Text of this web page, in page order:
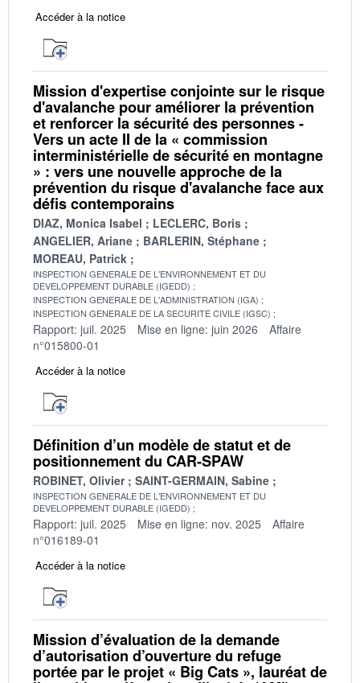
Accéder à la notice
Mission d'expertise conjointe sur le risque
d'avalanche pour améliorer la prévention
et renforcer la sécurité des personnes -
Vers un acte II de la « commission
interministérielle de sécurité en montagne
» : vers une nouvelle approche de la
prévention du risque d'avalanche face aux
défis contemporains
DIAZ, Monica Isabel
LECLERC, Boris
ANGELIER, Ariane
BARLERIN, Stéphane
MOREAU, Patrick
INSPECTION GENERALE DE L'ENVIRONNEMENT ET DU
DEVELOPPEMENT DURABLE (IGEDD)
INSPECTION GENERALE DE L'ADMINISTRATION (IGA)
INSPECTION GENERALE DE LA SECURITE CIVILE (IGSC)
Rapport: juil. 2025 Mise en ligne: juin 2026
Affaire
n°015800-01
Accéder à la notice
Définition d’un modèle de statut et de
positionnement du CAR-SPAW
ROBINET, Olivier SAINT-GERMAIN, Sabine
INSPECTION GENERALE DE L'ENVIRONNEMENT ET DU
DEVELOPPEMENT DURABLE (IGEDD)
Rapport: juil. 2025 Mise en ligne: nov. 2025
Affaire
n°016189-01
Accéder à la notice
Mission d’évaluation de la demande
d’autorisation d’ouverture du refuge
portée par le projet « Big Cats », lauréat de